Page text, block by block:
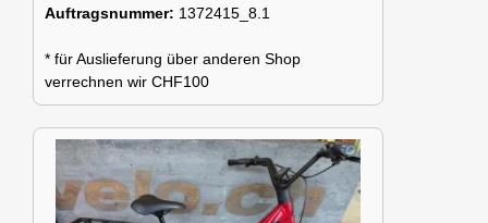
Auftragsnummer: 1372415_8.1
* für Auslieferung über anderen Shop
verrechnen wir CHF100